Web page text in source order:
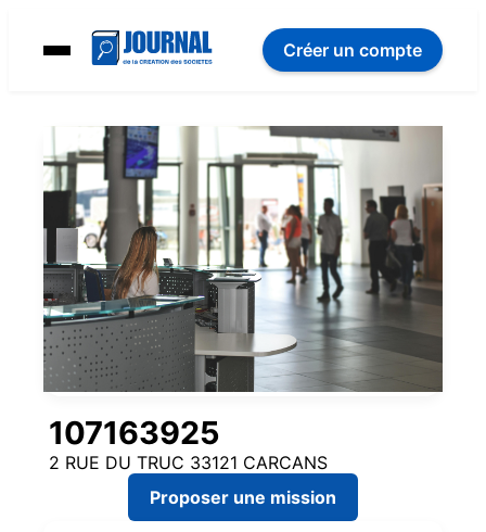
Créer un compte
107163925
2 RUE DU TRUC 33121 CARCANS
Proposer une mission